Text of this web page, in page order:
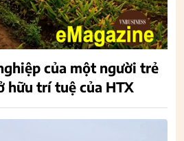
của một người trẻ
hữu trí tuệ của HTX